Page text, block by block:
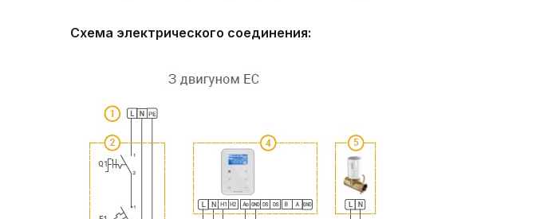
Схема электрического соединения: